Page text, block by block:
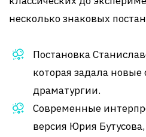
несколько знаковых
Постановка
которая задала новые
драматургии.
Современные
версия Юрия